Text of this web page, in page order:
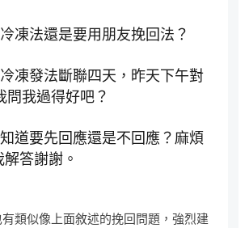
凍法還是要用朋友挽回法？
凍發法斷聯四天，昨天下午對
問我過得好吧？
道要先回應還是不回應？麻煩
答謝謝。
類似像上面敘述的挽回問題，強烈建